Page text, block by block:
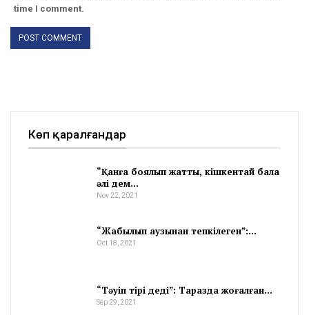
time I comment.
Көп қаралғандар
“Қанға боялып жатты, кішкентай бала
әлі дем…
Nov 22, 2021
“Жабылып аузынан тепкілеген”:…
Oct 18, 2021
“Тәуіп тірі деді”: Таразда жоғалған…
Sep 29, 2021